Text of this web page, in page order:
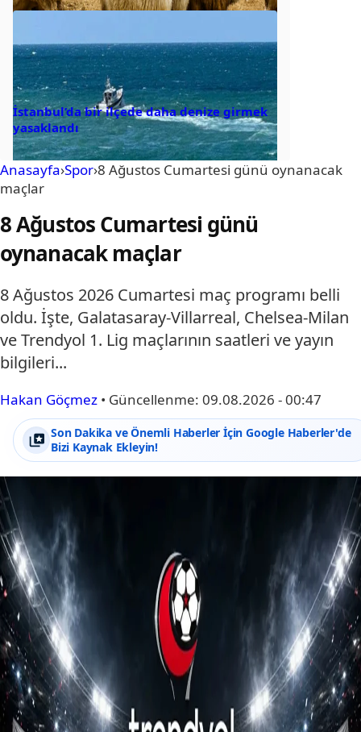
İstanbul’da bir ilçede daha denize girmek
yasaklandı
Anasayfa›Spor›8 Ağustos Cumartesi günü oynanacak
maçlar
8 Ağustos Cumartesi günü
oynanacak maçlar
8 Ağustos 2026 Cumartesi maç programı belli
oldu. İşte, Galatasaray-Villarreal, Chelsea-Milan
ve Trendyol 1. Lig maçlarının saatleri ve yayın
bilgileri...
Hakan Göçmez • Güncellenme: 09.08.2026 - 00:47
Son Dakika ve Önemli Haberler İçin Google Haberler'de
Bizi Kaynak Ekleyin!